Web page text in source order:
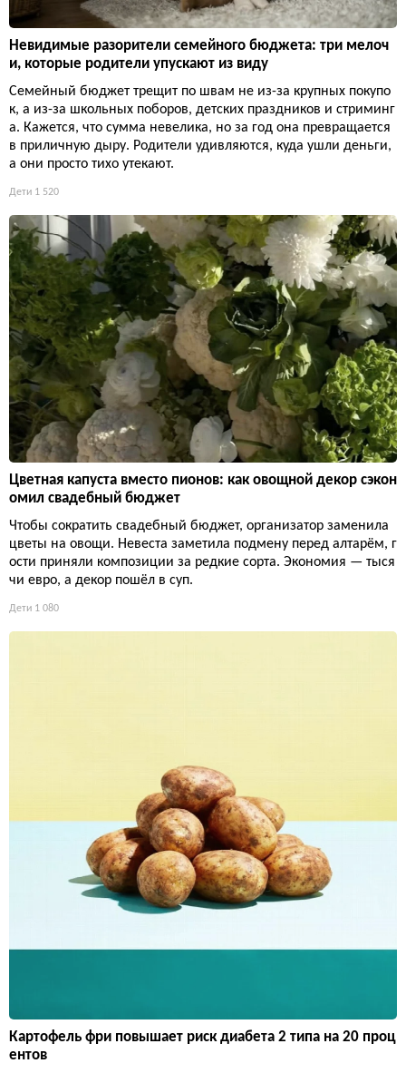
Невидимые разорители семейного бюджета: три мелоч
и, которые родители упускают из виду
Семейный бюджет трещит по швам не из-за крупных покупо
к, а из-за школьных поборов, детских праздников и стриминг
а. Кажется, что сумма невелика, но за год она превращается
в приличную дыру. Родители удивляются, куда ушли деньги,
а они просто тихо утекают.
Дети 1 520
Цветная капуста вместо пионов: как овощной декор сэкон
омил свадебный бюджет
Чтобы сократить свадебный бюджет, организатор заменила
цветы на овощи. Невеста заметила подмену перед алтарём, г
ости приняли композиции за редкие сорта. Экономия — тыся
чи евро, а декор пошёл в суп.
Дети 1 080
Картофель фри повышает риск диабета 2 типа на 20 проц
ентов